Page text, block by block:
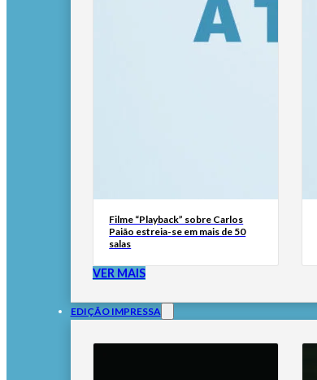
Filme “Playback” sobre Carlos
Paião estreia-se em mais de 50
salas
VER MAIS
EDIÇÃO IMPRESSA